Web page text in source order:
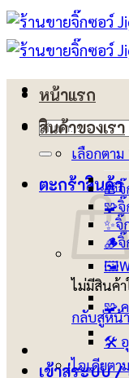
ข้าม
ไป
ยัง
เนื้อหา
ค้นหา:
ตะกร้าสินค้า
ไม่มีสินค้
กลับสู่หน้
เข้าสู่ระบบ /
หน้าแรก
สินค้าของเรา
เลือกตา
🎁จิ๊
🧩จิ๊
✨จิ๊
🪵จิ๊
🧩
🛠️ อุ
ไอเดียตา